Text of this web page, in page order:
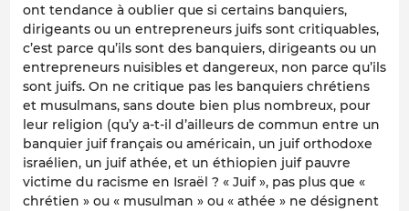
ont tendance à oublier que si certains banquiers,
dirigeants ou un entrepreneurs juifs sont critiquables,
c’est parce qu’ils sont des banquiers, dirigeants ou un
entrepreneurs nuisibles et dangereux, non parce qu’ils
sont juifs. On ne critique pas les banquiers chrétiens
et musulmans, sans doute bien plus nombreux, pour
leur religion (qu’y a-t-il d’ailleurs de commun entre un
banquier juif français ou américain, un juif orthodoxe
israélien, un juif athée, et un éthiopien juif pauvre
victime du racisme en Israël ? « Juif », pas plus que «
chrétien » ou « musulman » ou « athée » ne désignent